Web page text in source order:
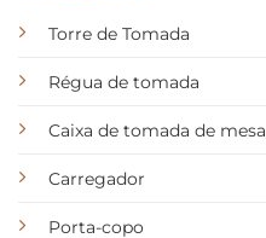
Torre de Tomada
Régua de tomada
Caixa de tomada de mesa
Carregador
Porta-copo